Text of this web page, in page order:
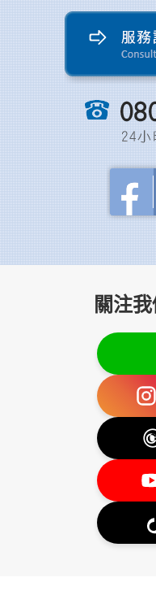
關注